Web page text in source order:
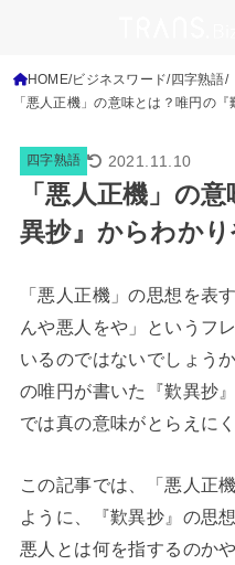
HOME ビジネスワード 四字熟語
「悪人正機」の意味とは？唯円の
四字熟語 2021.11.10
「悪人正機」の
異抄』からわか
「悪人正機」の思想を表
んや悪人をや」というフ
いるのではないでしょう
の唯円が書いた『歎異抄
では真の意味がとらえに
この記事では、「悪人正
ように、『歎異抄』の思
悪人とは何を指するのか